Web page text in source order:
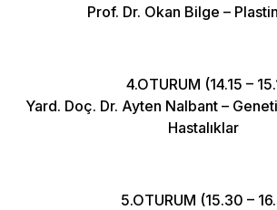
Prof. Dr. Okan Bilge –
4.OTURUM (14.15 –
Yard. Doç. Dr. Ayten Nalbant –
Hastalıklar
5.OTURUM (15.30 –